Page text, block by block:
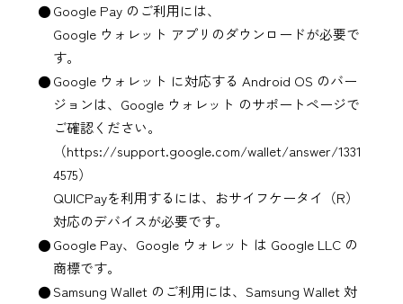
Google Payのご利用には、
Google ウォレット アプリ のダウンロードが必要で
す。
Google ウォレット に対応する Android OS のバー
ジョンは、 Google ウォレット のサポートページで
ご確認ください。
（https://support.google.com/wallet/answer/1331
4575）
QUICPayを利用するには、おサイフケータイ（R）
対応のデバイスが必要です。
Google Pay、Google ウォレット は Google LLCの
商標です。
Samsung Walletのご利用には、 Samsung Wallet対